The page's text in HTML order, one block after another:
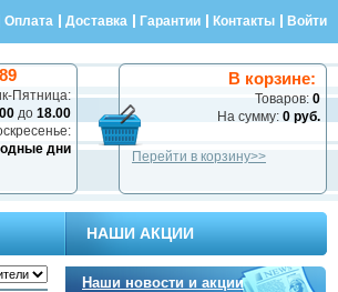
Оплата Доставка Гарантии Контакты Войти
В корзине:
Товаров: 0
На сумму: 0 руб.
Перейти в корзину>>
Пятница:
до 18.00
дни
НАШИ АКЦИИ
Наши новости и акции